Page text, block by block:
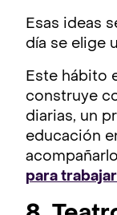
Esas ideas
día se elige
Este hábito
construye
diarias, un
educación
para